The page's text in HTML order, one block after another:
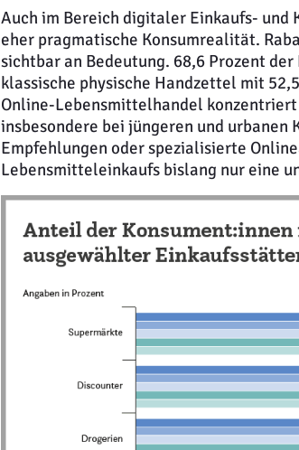
Auch im Bereich digitaler Einkaufs- und
eher pragmatische Konsumrealität.
sichtbar an Bedeutung. 68,6 Prozent
klassische physische Handzettel mit
Online-Lebensmittelhandel
insbesondere bei jüngeren und
Empfehlungen oder spezialisierte
Lebensmitteleinkaufs bislang nur eine